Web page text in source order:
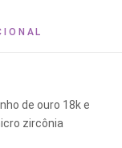
de ouro 18k e
zircônia